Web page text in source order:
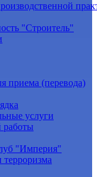
"Строитель"
приема (перевода)
услуги
работы
"Империя"